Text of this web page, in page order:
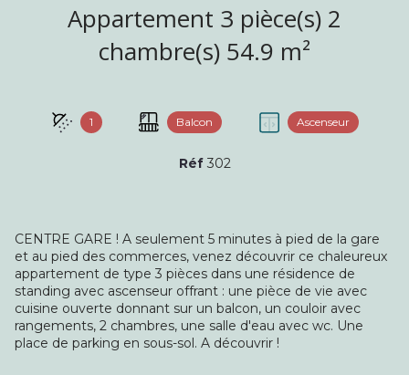
Appartement 3 pièce(s) 2
chambre(s) 54.9 m²
1 Balcon Ascenseur
Réf 302
CENTRE GARE ! A seulement 5 minutes à pied de la gare
et au pied des commerces, venez découvrir ce chaleureux
appartement de type 3 pièces dans une résidence de
standing avec ascenseur offrant : une pièce de vie avec
cuisine ouverte donnant sur un balcon, un couloir avec
rangements, 2 chambres, une salle d'eau avec wc. Une
place de parking en sous-sol. A découvrir !